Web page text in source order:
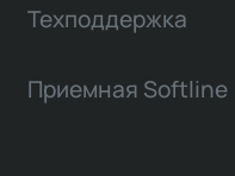
Техподдержка
Приемная Softline